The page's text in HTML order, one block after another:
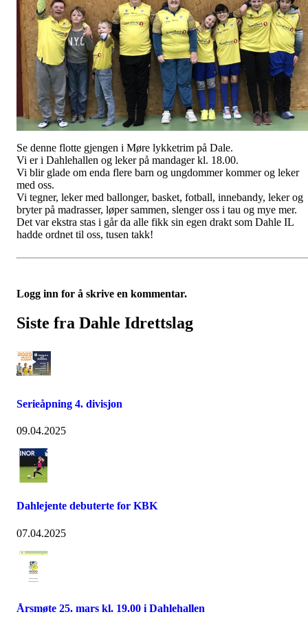
Se denne flotte gjengen i Møre lykketrim på Dale.
Vi er i Dahlehallen og leker på mandager kl. 18.00.
Vi blir glade om enda flere barn og ungdommer kommer og leker
med oss.
Vi tegner, leker med ballonger, basket, fotball, innebandy, leker og
bryter på madrasser, løper sammen, slenger oss i tau og mye mer.
Det var ekstra stas i går da alle fikk sin egen drakt som Dahle IL
hadde ordnet til oss, tusen takk!
Logg inn for å skrive en kommentar.
Siste fra Dahle Idrettslag
Serieåpning 4. divisjon
09.04.2025
Dahlejente debuterte for KBK
07.04.2025
Årsmøte 25. mars kl. 19.00 i Dahlehallen